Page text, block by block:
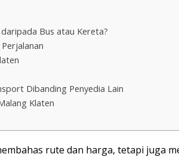
Bus atau Kereta?
Dibanding Penyedia Lain
Klaten
rute dan harga, tetapi juga